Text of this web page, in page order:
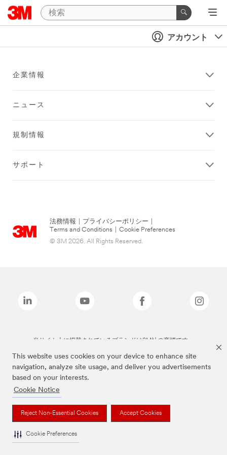
This website uses cookies on your device to enhance site
navigation, analyze site usage, and deliver you advertisements
based on your interests.
Cookie Notice
Reject Non-Essential Cookies Accept Cookies
Cookie Preferences
アカウント
企業情報
ニュース
規制情報
サポート
法務情報 プライバシーポリシー
Terms and Conditions
Cookie Preferences
© 3M 2026. All Rights Reserved.
当サイト上に掲載されているブランドは3M社の商標です。